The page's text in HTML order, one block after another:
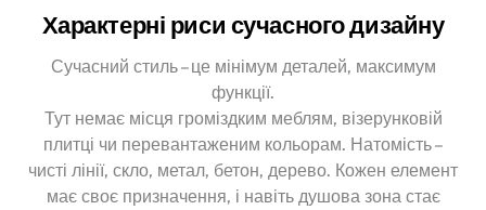
Характерні риси сучасного дизайну
Сучасний стиль – це мінімум деталей, максимум
функції.
Тут немає місця громіздким меблям, візерунковій
плитці чи перевантаженим кольорам. Натомість –
чисті лінії, скло, метал, бетон, дерево. Кожен елемент
має своє призначення, і навіть душова зона стає